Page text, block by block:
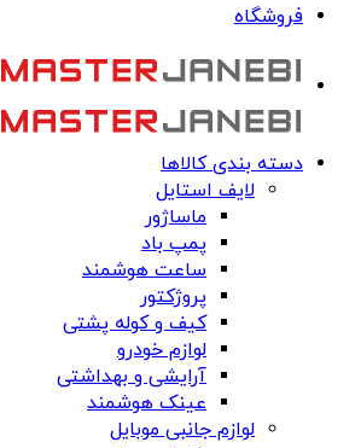
فروشگاه
دسته بندی کالاها
لایف استایل
ماساژور
پمپ باد
ساعت هوشمند
پروژکتور
کیف و کوله پشتی
لوازم خودرو
آرایشی و بهداشتی
عینک هوشمند
لوازم جانبی موبایل